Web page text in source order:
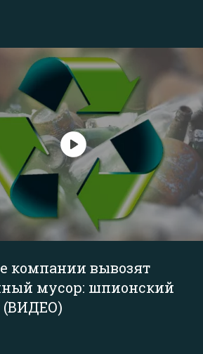
компании вывозят
мусор: шпионский
(ВИДЕО)